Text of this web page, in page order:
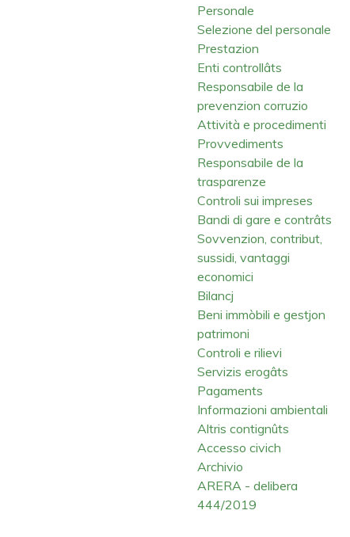
Personale
Selezione del personale
Prestazion
Enti controllâts
Responsabile de la
prevenzion corruzio
Attività e procedimenti
Provvediments
Responsabile de la
trasparenze
Controli sui impreses
Bandi di gare e contrâts
Sovvenzion, contribut,
sussidi, vantaggi
economici
Bilancj
Beni immòbili e gestjon
patrimoni
Controli e rilievi
Servizis erogâts
Pagaments
Informazioni ambientali
Altris contignûts
Accesso civich
Archivio
ARERA - delibera
444/2019